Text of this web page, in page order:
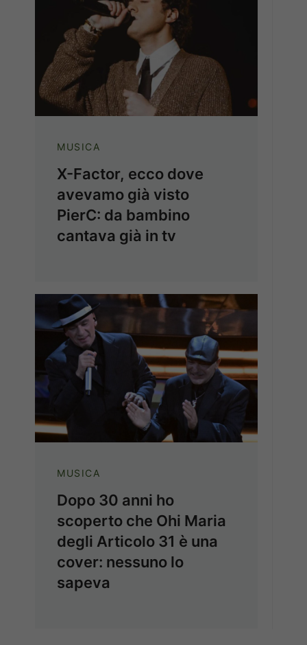
MUSICA
X-Factor, ecco dove
avevamo già visto
PierC: da bambino
cantava già in tv
MUSICA
Dopo 30 anni ho
scoperto che Ohi Maria
degli Articolo 31 è una
cover: nessuno lo
sapeva